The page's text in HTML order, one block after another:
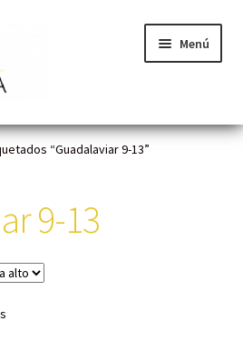
Menú
“Guadalaviar 9-13”
9-13